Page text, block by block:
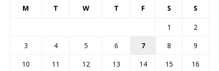
M T W T F S S
1
2
3
4 5 6 7 8
9
10
11 12 13 14 15
16